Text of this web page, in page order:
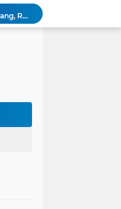
Wali Kota Pariaman Ajukan Rancangan KUA-PPAS APBD 2027, Pendapatan Diproyeksikan Rp626,1 Miliar
Wali Kota Pariaman Hadiri Penguatan Relawan Pancasila, Tekankan Implementasi Nilai Pancasila dalam Pelayanan Publik